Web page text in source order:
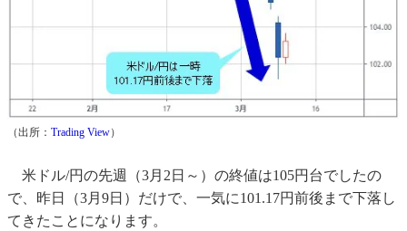
（出所： Trading View）
米ドル/円の先週（3月2日～）の終値は105円台でしたの
で、昨日（3月9日）だけで、一気に101.17円前後まで下落し
てきたことになります。